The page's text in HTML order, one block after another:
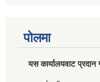
पोलमा
यस कार्यालयवाट प्रदान